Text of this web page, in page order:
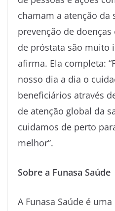
chamam a atenção da
prevenção de
de próstata são muito
afirma. Ela completa:
nosso dia a dia o
beneficiários através
de atenção global da
cuidamos de perto
melhor”.
Sobre a Funasa Saúde
A Funasa Saúde é